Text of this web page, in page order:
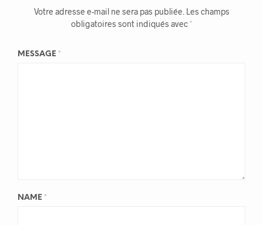
Votre adresse e-mail ne sera pas publiée. Les champs
obligatoires sont indiqués avec *
MESSAGE *
NAME *